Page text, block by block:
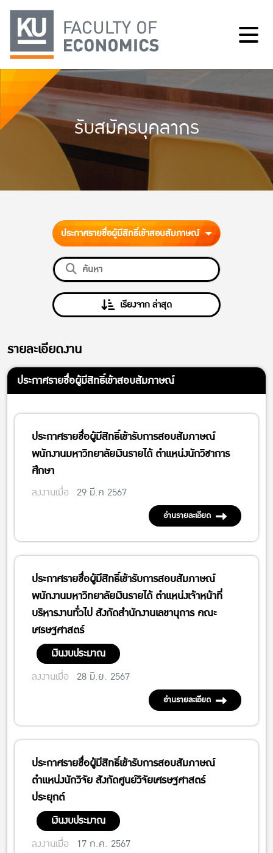
รับสมัครบุคลากร
ประกาศรายชื่อผู้มีสิทธิ์เข้าสอบสัมภาษณ์
เรียงจาก ล่าสุด
รายละเอียดงาน
ประกาศรายชื่อผู้มีสิทธิ์เข้าสอบสัมภาษณ์
ประกาศรายชื่อผู้มีสิทธิ์เข้ารับการสอบสัมภาษณ์
พนักงานมหาวิทยาลัยเงินรายได้ ตำแหน่งนักวิชาการ
ศึกษา
ลงงานเมื่อ 29 มี.ค 2567
อ่านรายละเอียด
ประกาศรายชื่อผู้มีสิทธิ์เข้ารับการสอบสัมภาษณ์
พนักงานมหาวิทยาลัยเงินรายได้ ตำแหน่งเจ้าหน้าที่
บริหารงานทั่วไป สังกัดสำนักงานเลขานุการ คณะ
เศรษฐศาสตร์
เงินงบประมาณ
ลงงานเมื่อ 28 มิ.ย. 2567
อ่านรายละเอียด
ประกาศรายชื่อผู้มีสิทธิ์เข้ารับการสอบสัมภาษณ์
ตำแหน่งนักวิจัย สังกัดศูนย์วิจัยเศรษฐศาสตร์
ประยุกต์
เงินงบประมาณ
ลงงานเมื่อ 17 ก.ค. 2567